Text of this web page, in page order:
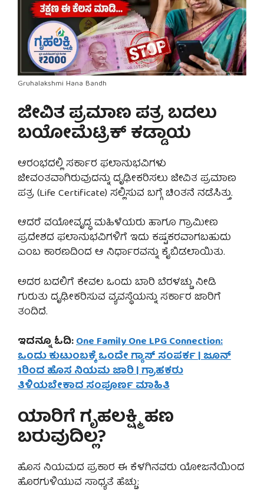
Gruhalakshmi Hana Bandh
ಜೀವಿತ ಪ್ರಮಾಣ ಪತ್ರ ಬದಲು
ಬಯೋಮೆಟ್ರಿಕ್ ಕಡ್ಡಾಯ
ಆರಂಭದಲ್ಲಿ ಸರ್ಕಾರ ಫಲಾನುಭವಿಗಳು
ಜೀವಂತವಾಗಿರುವುದನ್ನು ದೃಢೀಕರಿಸಲು ಜೀವಿತ ಪ್ರಮಾಣ
ಪತ್ರ (Life Certificate) ಸಲ್ಲಿಸುವ ಬಗ್ಗೆ ಚಿಂತನೆ ನಡೆಸಿತ್ತು.
ಆದರೆ ವಯೋವೃದ್ಧ ಮಹಿಳೆಯರು ಹಾಗೂ ಗ್ರಾಮೀಣ
ಪ್ರದೇಶದ ಫಲಾನುಭವಿಗಳಿಗೆ ಇದು ಕಷ್ಟಕರವಾಗಬಹುದು
ಎಂಬ ಕಾರಣದಿಂದ ಆ ನಿರ್ಧಾರವನ್ನು ಕೈಬಿಡಲಾಯಿತು.
ಅದರ ಬದಲಿಗೆ ಕೇವಲ ಒಂದು ಬಾರಿ ಬೆರಳಚ್ಚು ನೀಡಿ
ಗುರುತು ದೃಢೀಕರಿಸುವ ವ್ಯವಸ್ಥೆಯನ್ನು ಸರ್ಕಾರ ಜಾರಿಗೆ
ತಂದಿದೆ.
ಇದನ್ನೂ ಓದಿ:One Family One LPG Connection:
ಒಂದು ಕುಟುಂಬಕ್ಕೆ ಒಂದೇ ಗ್ಯಾಸ್ ಸಂಪರ್ಕ | ಜೂನ್
1ರಿಂದ ಹೊಸ ನಿಯಮ ಜಾರಿ | ಗ್ರಾಹಕರು
ತಿಳಿಯಬೇಕಾದ ಸಂಪೂರ್ಣ ಮಾಹಿತಿ
ಯಾರಿಗೆ ಗೃಹಲಕ್ಷ್ಮಿ ಹಣ
ಬರುವುದಿಲ್ಲ?
ಹೊಸ ನಿಯಮದ ಪ್ರಕಾರ ಈ ಕೆಳಗಿನವರು ಯೋಜನೆಯಿಂದ
ಹೊರಗುಳಿಯುವ ಸಾಧ್ಯತೆ ಹೆಚ್ಚು: